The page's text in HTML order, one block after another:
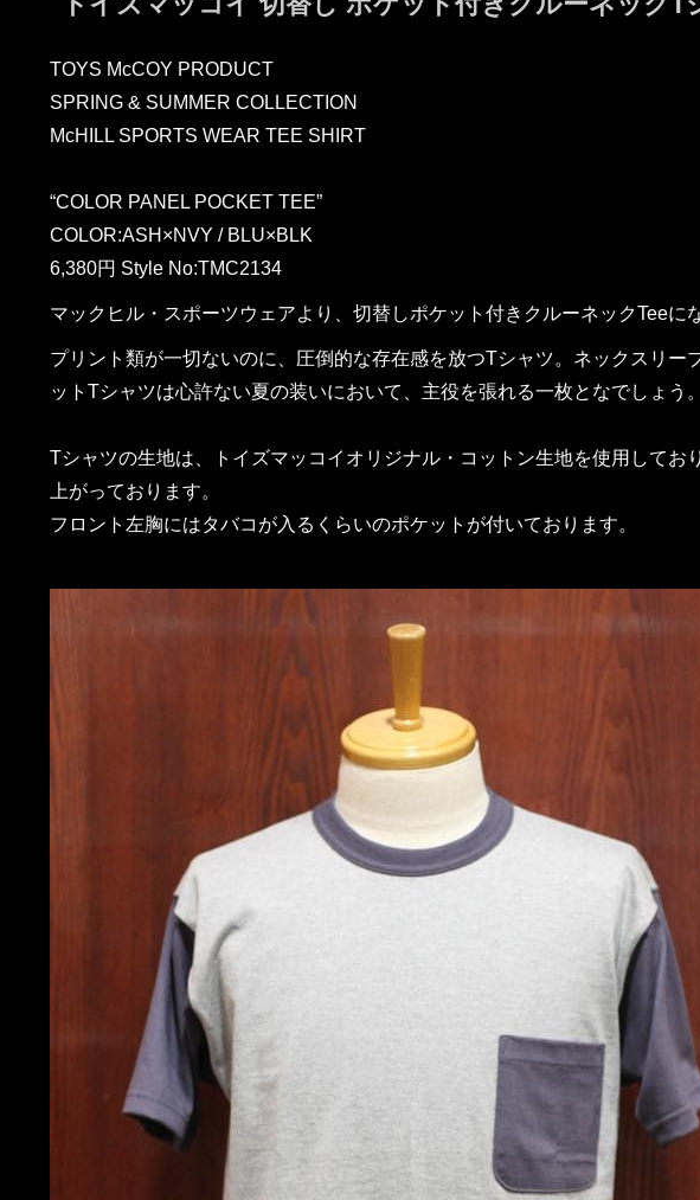
TOYS McCOY PRODUCT
SPRING & SUMMER COLLECTION
McHILL SPORTS WEAR TEE SHIRT
“COLOR PANEL POCKET TEE”
COLOR:ASH×NVY / BLU×BLK
6,380円 Style No:TMC2134
マックヒル・スポーツウェアより、切替しポケット付きクルーネックTeeに
プリント類が一切ないのに、圧倒的な存在感を放つTシャツ。ネックスリ
ットTシャツは心許ない夏の装いにおいて、主役を張れる一枚となでしょう。
Tシャツの生地は、トイズマッコイオリジナル・コットン生地を使用して
上がっております。
フロント左胸にはタバコが入るくらいのポケットが付いております。